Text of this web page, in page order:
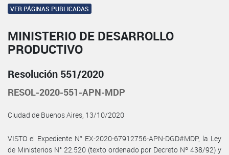
VER PÁGINAS PUBLICADAS
MINISTERIO DE DESARROLLO
PRODUCTIVO
Resolución 551/2020
RESOL-2020-551-APN-MDP
Ciudad de Buenos Aires, 13/10/2020
VISTO el Expediente N° EX-2020-67912756-APN-DGD#MDP, la Ley
de Ministerios N° 22.520 (texto ordenado por Decreto Nº 438/92) y